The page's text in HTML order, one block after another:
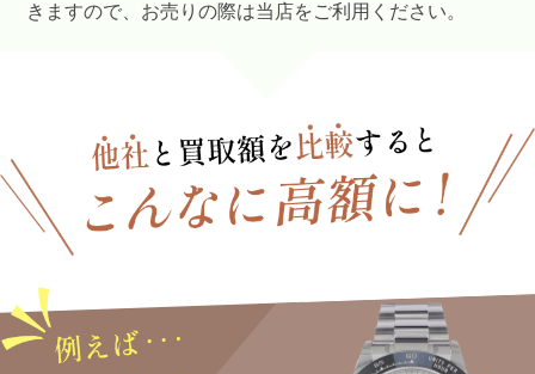
きますので、お売りの際は当店をご利用ください。